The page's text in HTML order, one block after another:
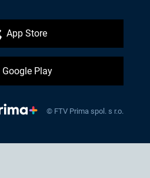
App Store
Google Play
© FTV Prima spol. s r.o.